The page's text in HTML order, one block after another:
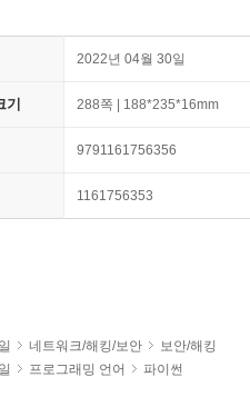
2022년 04월 30일
288쪽 | 188*235*16mm
9791161756356
1161756353
네트워크/해킹/보안
보안/해킹
프로그래밍 언어 파이썬